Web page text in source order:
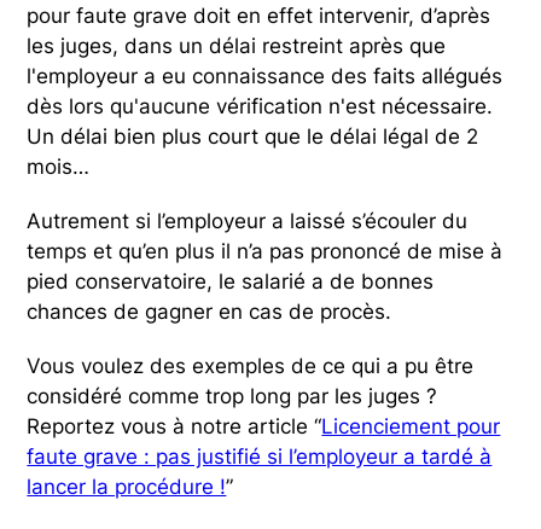
pour faute grave doit en effet intervenir, d’après
les juges, dans un délai restreint après que
l'employeur a eu connaissance des faits allégués
dès lors qu'aucune vérification n'est nécessaire.
Un délai bien plus court que le délai légal de 2
mois…
Autrement si l’employeur a laissé s’écouler du
temps et qu’en plus il n’a pas prononcé de mise à
pied conservatoire, le salarié a de bonnes
chances de gagner en cas de procès.
Vous voulez des exemples de ce qui a pu être
considéré comme trop long par les juges ?
Reportez vous à notre article “Licenciement pour
faute grave : pas justifié si l’employeur a tardé à
lancer la procédure !”